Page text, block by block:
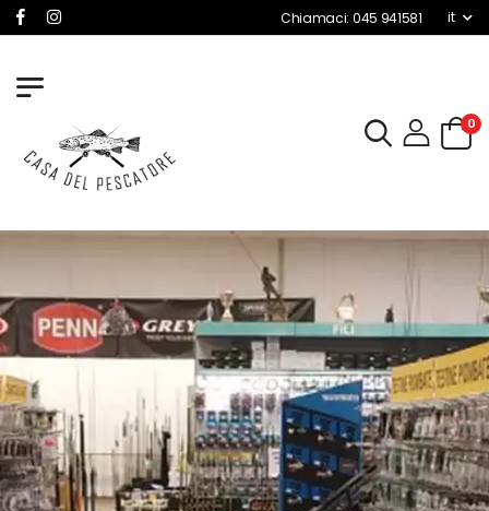
Chiamaci: 045 941581 it
0